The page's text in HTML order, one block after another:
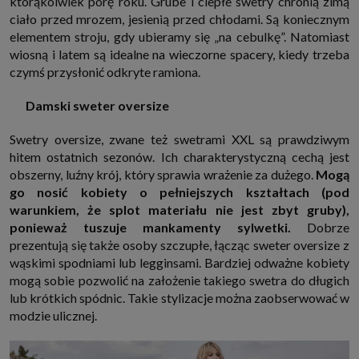
internetowymi. Udzielenie takiej zgody jest dobrowolne, nie musisz jej
udzielać, nie pozbawi Cię to dostępu do naszych usług. Masz również
możliwość ograniczenia zakresu lub zmiany zgody w dowolnym
momencie.
Twoje dane przetwarzane będą do czasu istnienia podstawy do ich
przetwarzania, czyli w przypadku udzielenia zgody do momentu jej
tę zgodę, w przypadku niezbędności danych do wykonania umowy, przez
czas jej wykonywania i ewentualnie okres przedawnienia roszczeń z niej
podstawą przetwarzania danych jest uzasadniony interes administratora,
do czasu zgłoszenia przez Ciebie skutecznego sprzeciwu.
Administratorzy danych mogą powierzać Twoje dane podwykonawcom IT,
księgowym, agencjom marketingowym etc. Zrobią to jedynie na
podstawie umowy o powierzenie przetwarzania danych zobowiązującej
taki podmiot do odpowiedniego zabezpieczenia danych i niekorzystania z
nich do własnych celów.
Cookies
Na naszych stronach używamy znaczników internetowych takich jak pliki
np. cookie lub local storage do zbierania i przetwarzania danych
osobowych w celu personalizowania treści i reklam oraz analizowania
ruchu na stronach, aplikacjach i w Internecie. W ten sposób technologię tę
wykorzystują również podmioty z Grupy SAGIER oraz nasi Zaufani
Cookies to dane informatyczne zapisywane w plikach i przechowywane na
Twoim urządzeniu końcowym (tj. twój komputer, tablet, smartphone itp.),
ciało przed mrozem, jesienią przed chłodami. Są koniecznym
elementem stroju, gdy ubieramy się „na cebulkę”. Natomiast
wiosną i latem są idealne na wieczorne spacery, kiedy trzeba
czymś przysłonić odkryte ramiona.
Damski sweter oversize
Swetry oversize, zwane też swetrami XXL są prawdziwym
hitem ostatnich sezonów. Ich charakterystyczną cechą jest
obszerny, luźny krój, który sprawia wrażenie za dużego. Mogą
go nosić kobiety o pełniejszych kształtach (pod
warunkiem, że splot materiału nie jest zbyt gruby),
ponieważ tuszuje mankamenty sylwetki. Dobrze
prezentują się także osoby szczupłe, łącząc sweter oversize z
wąskimi spodniami lub legginsami. Bardziej odważne kobiety
mogą sobie pozwolić na założenie takiego swetra do długich
lub krótkich spódnic. Takie stylizacje można zaobserwować w
modzie ulicznej.